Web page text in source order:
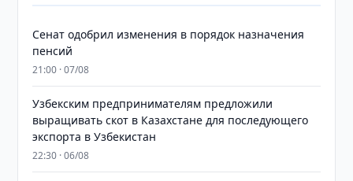
Сенат одобрил изменения в порядок назначения
пенсий
21:00 · 07/08
Узбекским предпринимателям предложили
выращивать скот в Казахстане для последующего
экспорта в Узбекистан
22:30 · 06/08